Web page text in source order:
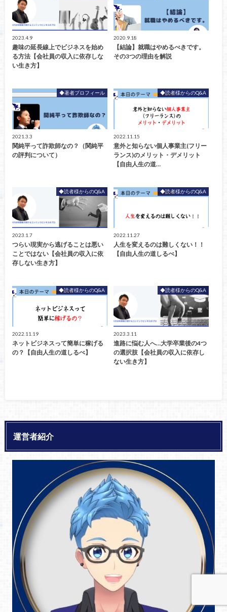
2023.4.9
趣味の延長線上でビジネスを始め
る方法【会社員の収入に依存しな
い生き方】
2020.9.18
【結論】就職はやめるべきです。
その3つの理由を解説
◆著者プロフィール
2021.3.3
関純平って詐欺師なの？（関純平
の評判について）
◆読者様からのQ&A
2022.11.15
意外と知らない個人事業主(フリー
ランス)のメリット・デメリット
【自由人生の道…
◆読者様からのQ&A
2023.1.7
つらい現実から逃げることは悪い
ことではない【会社員の収入に依
存しない生き方】
◆読者様からのQ&A
2022.11.27
人生を変えるのは難しくない！！
【自由人生の道しるべ】
◆読者様からのQ&A
2022.11.19
ネットビジネスって簡単に稼げる
の？【自由人生の道しるべ】
◆読者様からのQ&A
2023.3.11
進路に悩む人へ…大学卒業後の4つ
の選択肢【会社員の収入に依存し
ない生き方】
運営者紹介